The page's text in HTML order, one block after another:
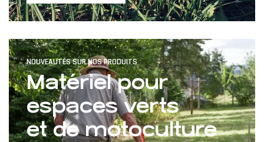
NOUVEAUTÉS SUR NOS PRODUITS
Matériel pour
espaces verts
et de motoculture